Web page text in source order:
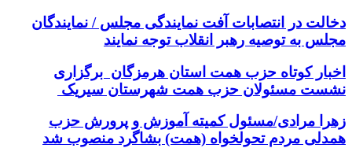
دخالت در انتصابات آفت نمایندگی مجلس / نمایندگان
مجلس به توصیه رهبر انقلاب توجه نمایند
اخبار کوتاه حزب همت استان هرمزگان برگزاری
نشست مسئولان حزب همت شهرستان سیریک
زهرا مرادی/مسئول کمیته آموزش و پرورش حزب
همدلی مردم تحولخواه (همت) بشاگرد منصوب شد